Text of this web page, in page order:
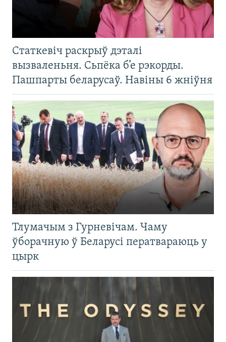
Статкевіч раскрыў дэталі
вызваленьня. Сьпёка б’е рэкорды.
Пашпарты беларусаў. Навіны 6 жніўня
Тлумачым з Гурневічам. Чаму
ўборачную ў Беларусі ператвараюць у
цырк